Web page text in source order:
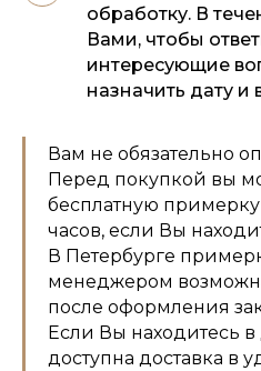
обработку. В
Вами, чтобы
интересующие
назначить дату и
Вам не обязательно
Перед покупкой вы
бесплатную
часов, если Вы
В Петербурге
менеджером
после оформления
Если Вы находитесь
доступна доставка в